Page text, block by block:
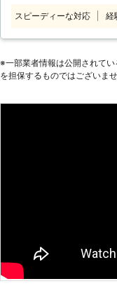
スピーディーな対応 経
※⼀部業者情報は公開されて
を担保するものではございませ